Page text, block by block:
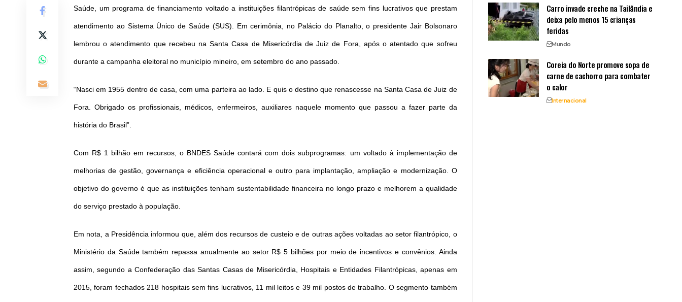
Saúde, um programa de financiamento voltado a instituições filantrópicas de saúde sem fins lucrativos que prestam
atendimento ao Sistema Único de Saúde (SUS). Em cerimônia, no Palácio do Planalto, o presidente Jair Bolsonaro
lembrou o atendimento que recebeu na Santa Casa de Misericórdia de Juiz de Fora, após o atentado que sofreu
durante a campanha eleitoral no município mineiro, em setembro do ano passado.
“Nasci em 1955 dentro de casa, com uma parteira ao lado. E quis o destino que renascesse na Santa Casa de Juiz de
Fora. Obrigado os profissionais, médicos, enfermeiros, auxiliares naquele momento que passou a fazer parte da
história do Brasil”.
Com R$ 1 bilhão em recursos, o BNDES Saúde contará com dois subprogramas: um voltado à implementação de
melhorias de gestão, governança e eficiência operacional e outro para implantação, ampliação e modernização. O
objetivo do governo é que as instituições tenham sustentabilidade financeira no longo prazo e melhorem a qualidade
do serviço prestado à população.
Em nota, a Presidência informou que, além dos recursos de custeio e de outras ações voltadas ao setor filantrópico, o
Ministério da Saúde também repassa anualmente ao setor R$ 5 bilhões por meio de incentivos e convênios. Ainda
assim, segundo a Confederação das Santas Casas de Misericórdia, Hospitais e Entidades Filantrópicas, apenas em
2015, foram fechados 218 hospitais sem fins lucrativos, 11 mil leitos e 39 mil postos de trabalho. O segmento também
Carro invade creche na Tailândia e
deixa pelo menos 15 crianças
feridas
Mundo
Coreia do Norte promove sopa de
carne de cachorro para combater
o calor
Internacional